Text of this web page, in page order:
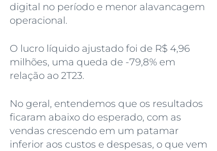
digital no período e menor alavancagem
operacional.
O lucro líquido ajustado foi de R$ 4,96
milhões, uma queda de -79,8% em
relação ao 2T23.
No geral, entendemos que os resultados
ficaram abaixo do esperado, com as
vendas crescendo em um patamar
inferior aos custos e despesas, o que vem